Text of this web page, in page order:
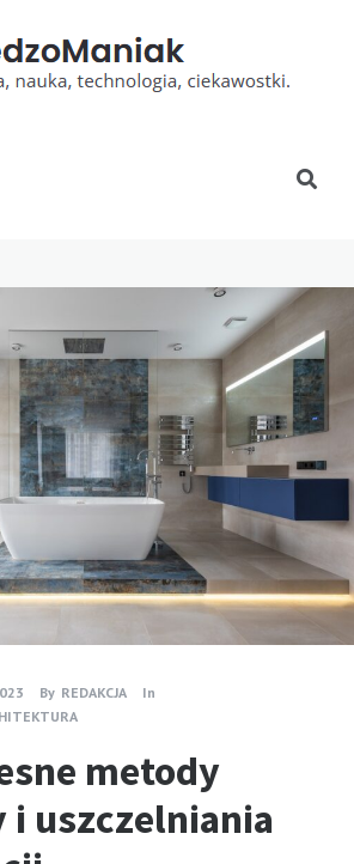
By REDAKCJA
In
metody
i uszczelniania